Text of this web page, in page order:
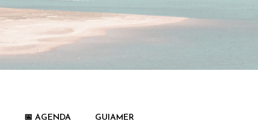
📅 AGENDA GUIAMER